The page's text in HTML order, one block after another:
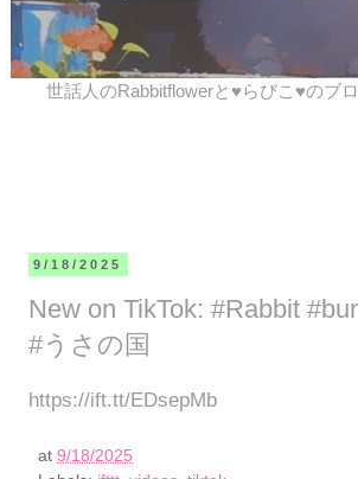
世話人のRabbitflowerと♥らびこ♥のブ
9/18/2025
New on TikTok: #Rabbit
#うさの国
https://ift.tt/EDsepMb
at 9/18/2025